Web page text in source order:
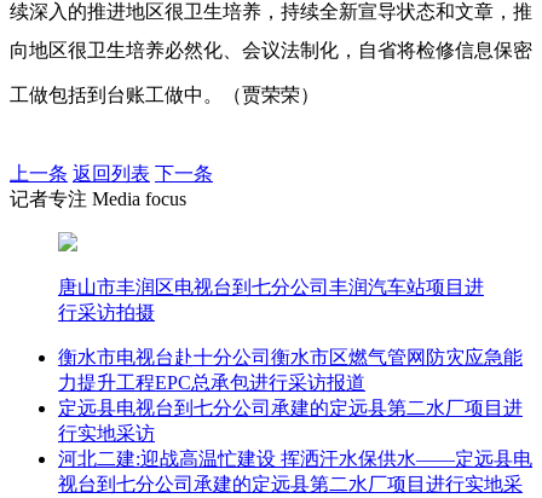
续深入的推进地区很卫生培养，持续全新宣导状态和文章，推
向地区很卫生培养必然化、会议法制化，自省将检修信息保密
工做包括到台账工做中。（贾荣荣）
上一条 返回列表 下一条
记者专注 Media focus
唐山市丰润区电视台到七分公司丰润汽车站项目进
行采访拍摄
衡水市电视台赴十分公司衡水市区燃气管网防灾应急能
力提升工程EPC总承包进行采访报道
定远县电视台到七分公司承建的定远县第二水厂项目进
行实地采访
河北二建:迎战高温忙建设 挥洒汗水保供水——定远县电
视台到七分公司承建的定远县第二水厂项目进行实地采